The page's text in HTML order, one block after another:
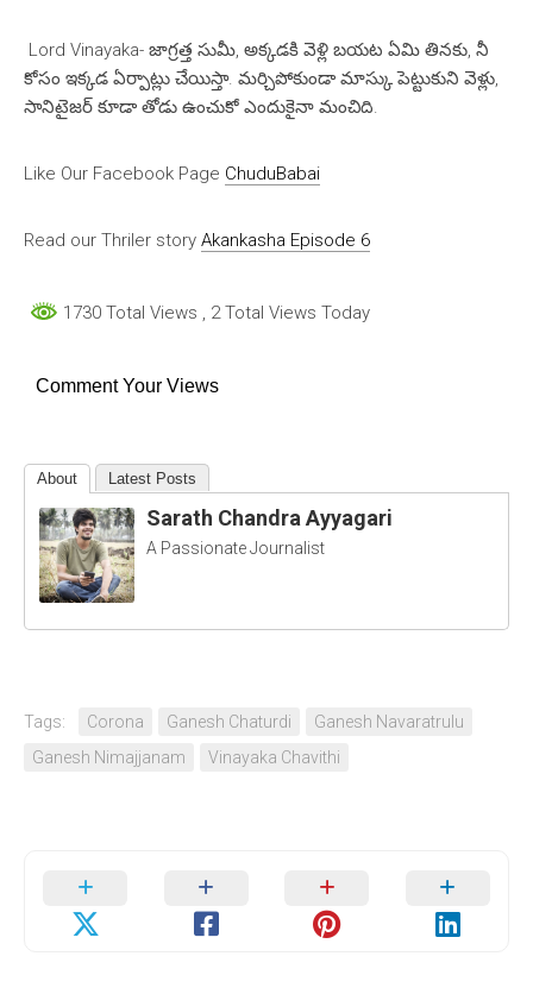
Lord Vinayaka- జాగ్రత్త సుమీ, అక్కడకి వెళ్లి బయట ఏమి తినకు, నీ
కోసం ఇక్కడ ఏర్పాట్లు చేయిస్తా. మర్చిపోకుండా మాస్కు పెట్టుకుని వెళ్లు,
సానిటైజర్ కూడా తోడు ఉంచుకో ఎందుకైనా మంచిది.
Like Our Facebook Page ChuduBabai
Read our Thriler story Akankasha Episode 6
1730 Total Views , 2 Total Views Today
Comment Your Views
About Latest Posts
Sarath Chandra Ayyagari
A Passionate Journalist
Tags: Corona Ganesh Chaturdi
Ganesh Navaratrulu
Ganesh Nimajjanam
Vinayaka Chavithi